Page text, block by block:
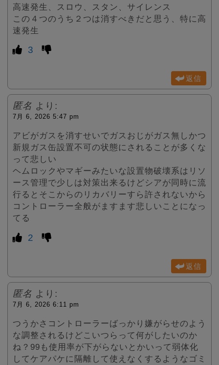
高速発生、スロウ、スタン、サイレンス
この４つのうち２つは消すべきだと思う、特に高
速発生
3
返信
匿名 より:
7月 6, 2026 5:47 pm
アビがガスを消すせいでガスおじがガス無しかつ
新規ガス缶設置不可の状態にされることが多くな
って悲しい
ヘムロックやマギーみたいな設置物破壊系はリソ
ース管理で少しは対策出来るけどシアが同時に流
行るとそこからのリカバリーすら許されないから
コントローラー全般がますます悲しいことになっ
てる
2
返信
匿名 より:
7月 6, 2026 6:11 pm
つうかさコントローラーばっかり嫌がらせのよう
な調整されるけどこいつらって何がしたいのか
ね？99も使用率が下がらないとかいって弱体化
してケアパケに隔離して使えなくするようなゴミ